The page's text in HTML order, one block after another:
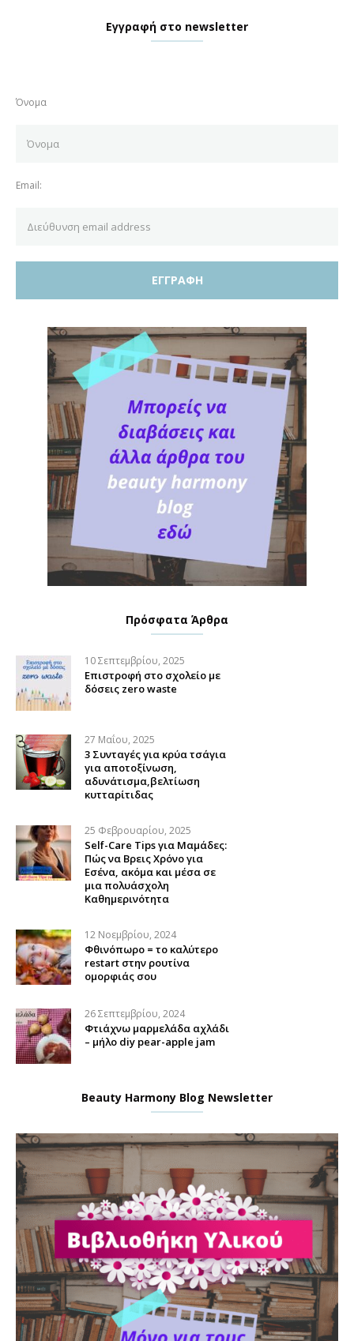
Εγγραφή στο newsletter
Όνομα
Email:
Πρόσφατα Άρθρα
10 Σεπτεμβρίου, 2025
Επιστροφή στο σχολείο με
δόσεις zero waste
27 Μαΐου, 2025
3 Συνταγές για κρύα τσάγια
για αποτοξίνωση,
αδυνάτισμα,βελτίωση
κυτταρίτιδας
25 Φεβρουαρίου, 2025
Self-Care Tips για Μαμάδες:
Πώς να Βρεις Χρόνο για
Εσένα, ακόμα και μέσα σε
μια πολυάσχολη
Καθημερινότητα
12 Νοεμβρίου, 2024
Φθινόπωρο = το καλύτερο
restart στην ρουτίνα
ομορφιάς σου
26 Σεπτεμβρίου, 2024
Φτιάχνω μαρμελάδα αχλάδι
– μήλο diy pear-apple jam
Beauty Harmony Blog Newsletter